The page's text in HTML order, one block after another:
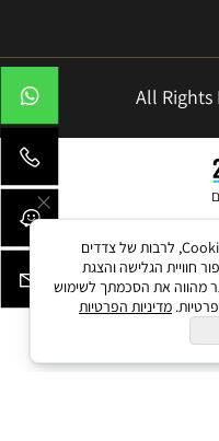
לידיעתך, באתרנו נעשה שימוש בקבצי Cookies, לרבות של צדדים
חוויית הגלישה והצגת
מהווה את הסכמתך לשימוש
מדיניות הפרטיות